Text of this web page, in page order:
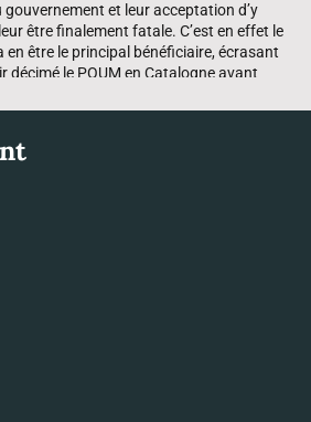
et leur acceptation d’y
être fina­lement fatale. C’est en effet le
être le principal bénéficiaire, écrasant
décimé le POUM en Catalogne avant
représente une véritable somme,
présente et analyse dans le détail ces
de classe et par les dissensions
Et le travail d’édition accomplie par les
mérite d’être salué : le livre est magnifique
plaisir.
Bernard Gilles pour autre